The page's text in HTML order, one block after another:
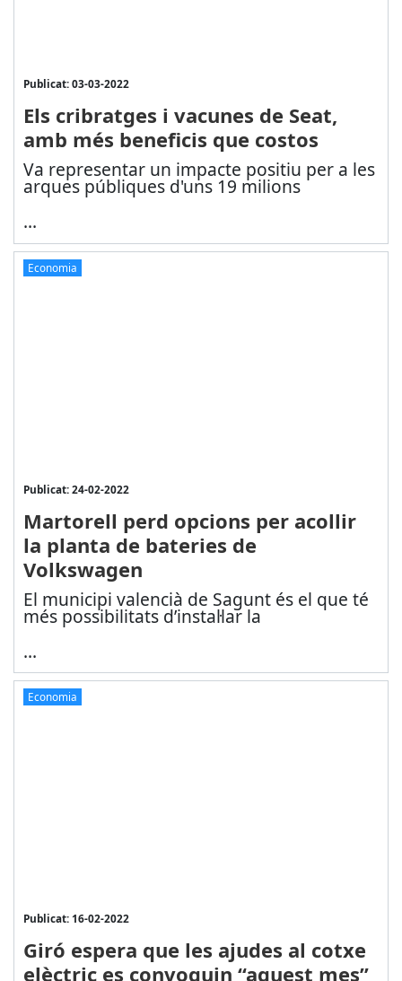
Publicat: 03-03-2022
Els cribratges i vacunes de Seat,
amb més beneficis que costos
Va representar un impacte positiu per a les
arques públiques d'uns 19 milions
...
Economia
Publicat: 24-02-2022
Martorell perd opcions per acollir
la planta de bateries de
Volkswagen
El municipi valencià de Sagunt és el que té
més possibilitats d’instal·lar la
...
Economia
Publicat: 16-02-2022
Giró espera que les ajudes al cotxe
elèctric es convoquin “aquest mes”